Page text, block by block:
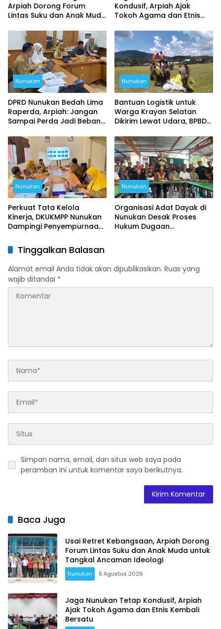
Arpiah Dorong Forum
Lintas Suku dan Anak Muda
Ideologi
Kondusif, Arpiah Ajak
Tokoh Agama dan Etnis
Nunukan
DPRD Nunukan Bedah Lima
Raperda, Arpiah: Jangan
Sampai Perda Jadi Beban
Nunukan
Bantuan Logistik untuk
Warga Krayan Selatan
Dikirim Lewat Udara, BPBD
Penerbangan
Nunukan
Perkuat Tata Kelola
Kinerja, DKUKMPP Nunukan
Dampingi Penyempurnaan
Bidang
Nunukan
Organisasi Adat Dayak di
Nunukan Desak Proses
Hukum Dugaan
Tinggalkan Balasan
Alamat email Anda tidak akan dipublikasikan. Ruas yang
wajib ditandai *
Simpan nama, email, dan situs web saya pada
peramban ini untuk komentar saya berikutnya.
Baca Juga
Usai Retret Kebangsaan, Arpiah Dorong
Forum Lintas Suku dan Anak Muda untuk
Tangkal Ancaman Ideologi
Nunukan 5 Agustus 2026
Jaga Nunukan Tetap Kondusif, Arpiah
Ajak Tokoh Agama dan Etnis Kembali
Bersatu